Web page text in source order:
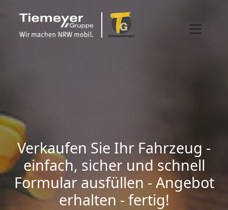
Verkaufen Sie Ihr Fahrzeug -
einfach, sicher und schnell
Formular ausfüllen - Angebot
erhalten - fertig!